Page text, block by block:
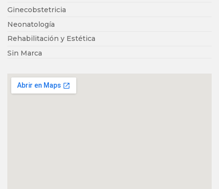
Ginecobstetricia
Neonatología
Rehabilitación y Estética
Sin Marca